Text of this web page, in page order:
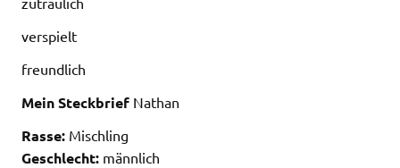
verspielt
freundlich
Mein Steckbrief Nathan
Rasse: Mischling
Geschlecht: männlich